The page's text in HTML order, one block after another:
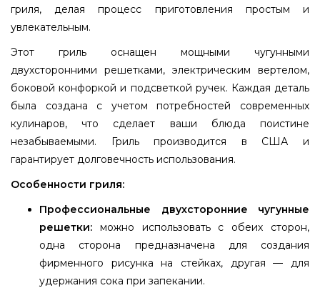
гриля, делая процесс приготовления простым и
увлекательным.
Этот гриль оснащен мощными чугунными
двухсторонними решетками, электрическим вертелом,
боковой конфоркой и подсветкой ручек. Каждая деталь
была создана с учетом потребностей современных
кулинаров, что сделает ваши блюда поистине
незабываемыми. Гриль производится в США и
гарантирует долговечность использования.
Особенности гриля:
Профессиональные двухсторонние чугунные
решетки: можно использовать с обеих сторон,
одна сторона предназначена для создания
фирменного рисунка на стейках, другая — для
удержания сока при запекании.